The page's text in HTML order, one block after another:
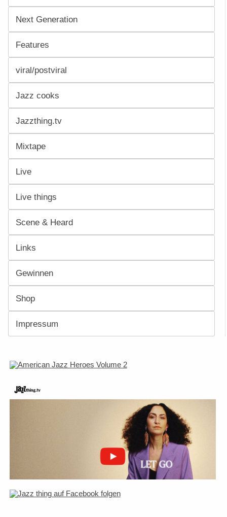
Next Generation
Features
viral/postviral
Jazz cooks
Jazzthing.tv
Mixtape
Live
Live things
Scene & Heard
Links
Gewinnen
Shop
Impressum